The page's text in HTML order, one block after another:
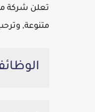
تعلن شركة
متنوعة,